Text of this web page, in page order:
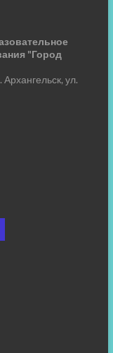
"Город
Архангельск, ул.